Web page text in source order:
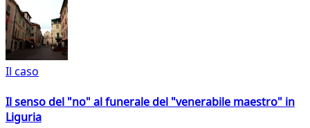
Il caso
Il senso del "no" al funerale del "venerabile maestro" in
Liguria